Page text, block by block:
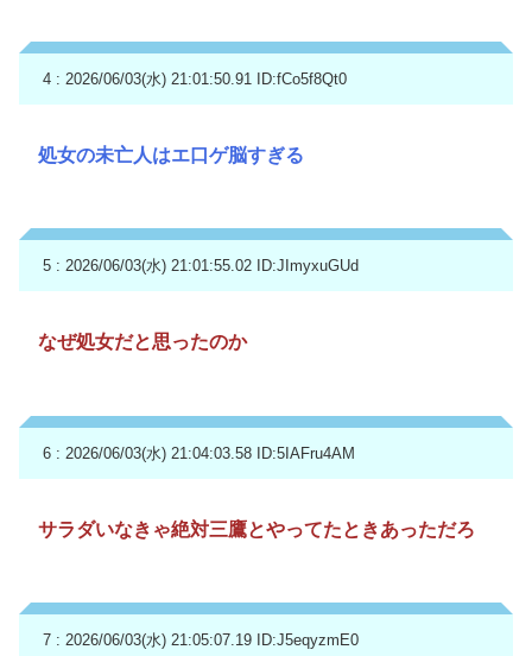
4 : 2026/06/03(水) 21:01:50.91 ID:fCo5f8Qt0
処女の未亡人はエ口ゲ脳すぎる
5 : 2026/06/03(水) 21:01:55.02 ID:JImyxuGUd
なぜ処女だと思ったのか
6 : 2026/06/03(水) 21:04:03.58 ID:5IAFru4AM
サラダいなきゃ絶対三鷹とやってたときあっただろ
7 : 2026/06/03(水) 21:05:07.19 ID:J5eqyzmE0